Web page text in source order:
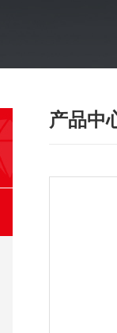
产品中